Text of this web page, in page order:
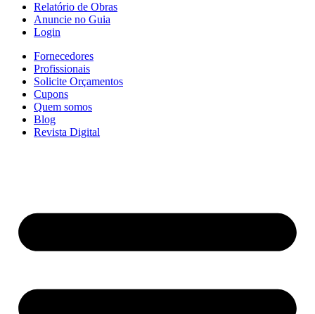
Relatório de Obras
Anuncie no Guia
Login
Fornecedores
Profissionais
Solicite Orçamentos
Cupons
Quem somos
Blog
Revista Digital